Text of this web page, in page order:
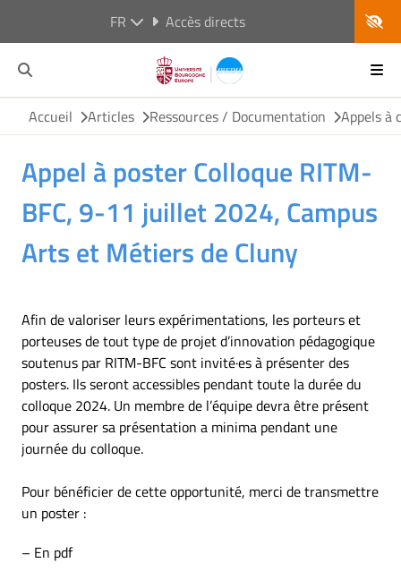
FR Accès directs
Accueil Articles Ressources / Documentation Appels à
Appel à poster Colloque RITM-
BFC, 9-11 juillet 2024, Campus
Arts et Métiers de Cluny
Afin de valoriser leurs expérimentations, les porteurs et
porteuses de tout type de projet d’innovation pédagogique
soutenus par RITM-BFC sont invité·es à présenter des
posters. Ils seront accessibles pendant toute la durée du
colloque 2024. Un membre de l’équipe devra être présent
pour assurer sa présentation a minima pendant une
journée du colloque.
Pour bénéficier de cette opportunité, merci de transmettre
un poster :
– En pdf